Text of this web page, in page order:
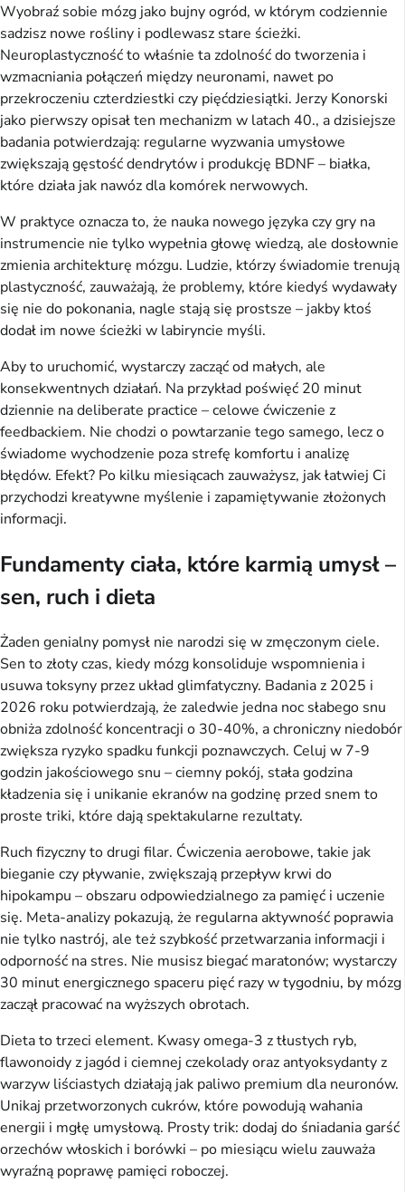
Wyobraź sobie mózg jako bujny ogród, w którym codziennie
sadzisz nowe rośliny i podlewasz stare ścieżki.
Neuroplastyczność to właśnie ta zdolność do tworzenia i
wzmacniania połączeń między neuronami, nawet po
przekroczeniu czterdziestki czy pięćdziesiątki. Jerzy Konorski
jako pierwszy opisał ten mechanizm w latach 40., a dzisiejsze
badania potwierdzają: regularne wyzwania umysłowe
zwiększają gęstość dendrytów i produkcję BDNF – białka,
które działa jak nawóz dla komórek nerwowych.
W praktyce oznacza to, że nauka nowego języka czy gry na
instrumencie nie tylko wypełnia głowę wiedzą, ale dosłownie
zmienia architekturę mózgu. Ludzie, którzy świadomie trenują
plastyczność, zauważają, że problemy, które kiedyś wydawały
się nie do pokonania, nagle stają się prostsze – jakby ktoś
dodał im nowe ścieżki w labiryncie myśli.
Aby to uruchomić, wystarczy zacząć od małych, ale
konsekwentnych działań. Na przykład poświęć 20 minut
dziennie na deliberate practice – celowe ćwiczenie z
feedbackiem. Nie chodzi o powtarzanie tego samego, lecz o
świadome wychodzenie poza strefę komfortu i analizę
błędów. Efekt? Po kilku miesiącach zauważysz, jak łatwiej Ci
przychodzi kreatywne myślenie i zapamiętywanie złożonych
informacji.
Fundamenty ciała, które karmią umysł –
sen, ruch i dieta
Żaden genialny pomysł nie narodzi się w zmęczonym ciele.
Sen to złoty czas, kiedy mózg konsoliduje wspomnienia i
usuwa toksyny przez układ glimfatyczny. Badania z 2025 i
2026 roku potwierdzają, że zaledwie jedna noc słabego snu
obniża zdolność koncentracji o 30-40%, a chroniczny niedobór
zwiększa ryzyko spadku funkcji poznawczych. Celuj w 7-9
godzin jakościowego snu – ciemny pokój, stała godzina
kładzenia się i unikanie ekranów na godzinę przed snem to
proste triki, które dają spektakularne rezultaty.
Ruch fizyczny to drugi filar. Ćwiczenia aerobowe, takie jak
bieganie czy pływanie, zwiększają przepływ krwi do
hipokampu – obszaru odpowiedzialnego za pamięć i uczenie
się. Meta-analizy pokazują, że regularna aktywność poprawia
nie tylko nastrój, ale też szybkość przetwarzania informacji i
odporność na stres. Nie musisz biegać maratonów; wystarczy
30 minut energicznego spaceru pięć razy w tygodniu, by mózg
zaczął pracować na wyższych obrotach.
Dieta to trzeci element. Kwasy omega-3 z tłustych ryb,
flawonoidy z jagód i ciemnej czekolady oraz antyoksydanty z
warzyw liściastych działają jak paliwo premium dla neuronów.
Unikaj przetworzonych cukrów, które powodują wahania
energii i mgłę umysłową. Prosty trik: dodaj do śniadania garść
orzechów włoskich i borówki – po miesiącu wielu zauważa
wyraźną poprawę pamięci roboczej.